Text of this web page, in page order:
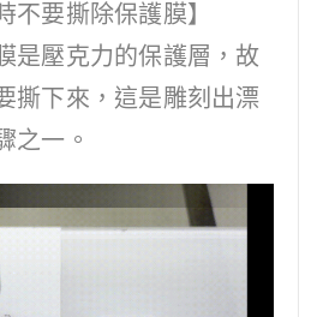
不要撕除保護膜】
是壓克力的保護層，故
撕下來，這是雕刻出漂
之一。